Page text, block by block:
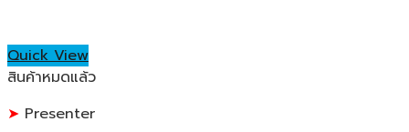
Quick View
สินค้าหมดแล้ว
Presenter